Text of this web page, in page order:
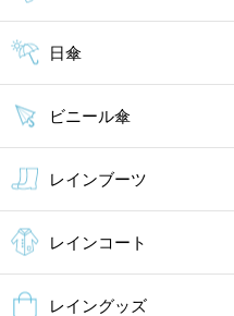
日傘
ビニール傘
レインブーツ
レインコート
レイングッズ